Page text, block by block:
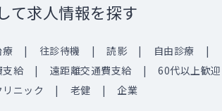
て求人情報を探す
療 往診待機 読影
自由診療
支給 遠距離交通費支給
60代以上歓迎
リニック 老健 企業